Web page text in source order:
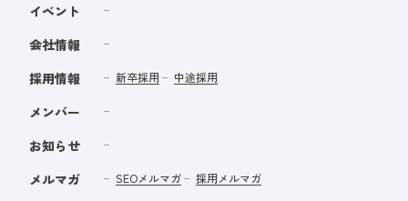
イベント
会社情報
採用情報
新卒採用 中途採用
メンバー
お知らせ
メルマガ
SEOメルマガ 採用メルマガ